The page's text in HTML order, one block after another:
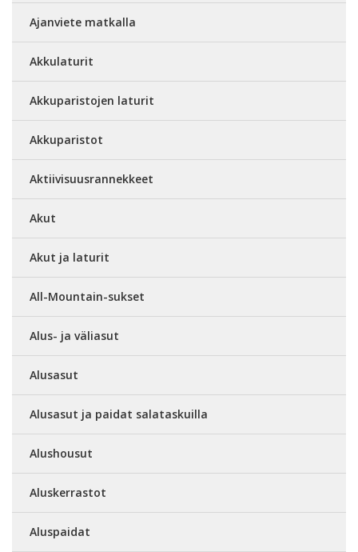
Ajanviete matkalla
Akkulaturit
Akkuparistojen laturit
Akkuparistot
Aktiivisuusrannekkeet
Akut
Akut ja laturit
All-Mountain-sukset
Alus- ja väliasut
Alusasut
Alusasut ja paidat salataskuilla
Alushousut
Aluskerrastot
Aluspaidat